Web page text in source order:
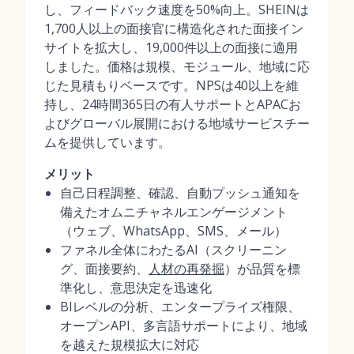
し、フィードバック速度を50%向上。SHEINは
1,700人以上の面接官に構造化された面接イン
サイトを拡大し、19,000件以上の面接に適用
しました。価格は規模、モジュール、地域に応
じた見積もりベースです。NPSは40以上を維
持し、24時間365日の有人サポートとAPACお
よびグローバル展開における地域サービスチー
ムを提供しています。
メリット
自己日程調整、確認、自動プッシュ通知を
備えたオムニチャネルエンゲージメント
（ウェブ、WhatsApp、SMS、メール）
ファネル全体にわたるAI（スクリーニン
グ、面接要約、 人材の再発掘）が品質を標
準化し、意思決定を迅速化
BIレベルの分析、エンタープライズ権限、
オープンAPI、多言語サポートにより、地域
を越えた規模拡大に対応